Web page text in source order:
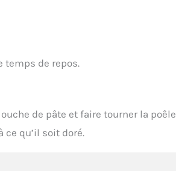
temps de repos.
de pâte et faire tourner la poêle
ce qu’il soit doré.